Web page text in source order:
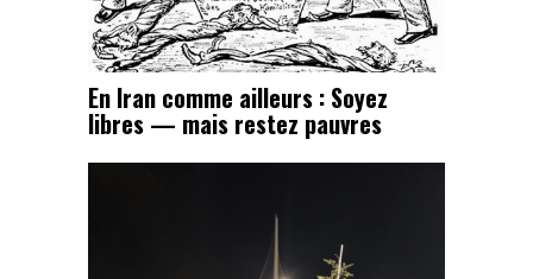
En Iran comme ailleurs : Soyez
libres — mais restez pauvres